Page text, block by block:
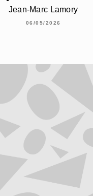
Jean-Marc Lamory
06/05/2026